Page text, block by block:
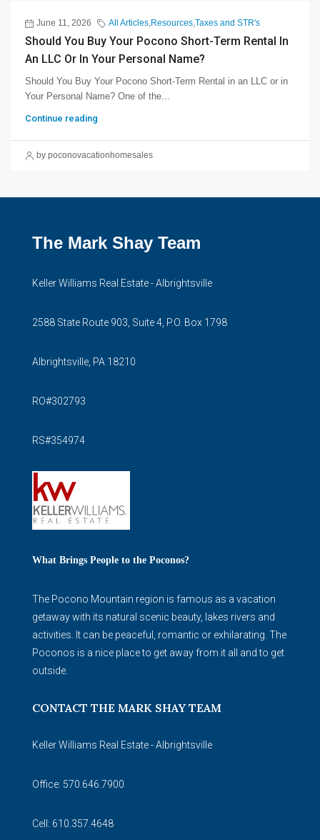
June 11, 2026 All Articles,Resources,Taxes and STR's
Should You Buy Your Pocono Short-Term Rental In
An LLC Or In Your Personal Name?
Should You Buy Your Pocono Short-Term Rental in an LLC or in
Your Personal Name? One of the...
Continue reading
by poconovacationhomesales
The Mark Shay Team
Keller Williams Real Estate - Albrightsville
2588 State Route 903, Suite 4, P.O. Box 1798
Albrightsville, PA 18210
RO#302793
RS#354974
What Brings People to the Poconos?
The Pocono Mountain region is famous as a vacation
getaway with its natural scenic beauty, lakes rivers and
activities. It can be peaceful, romantic or exhilarating. The
Poconos is a nice place to get away from it all and to get
outside.
CONTACT THE MARK SHAY TEAM
Keller Williams Real Estate - Albrightsville
Office: 570.646.7900
Cell: 610.357.4648